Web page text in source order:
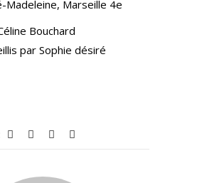
Madeleine, Marseille 4e
Bouchard
par Sophie désiré